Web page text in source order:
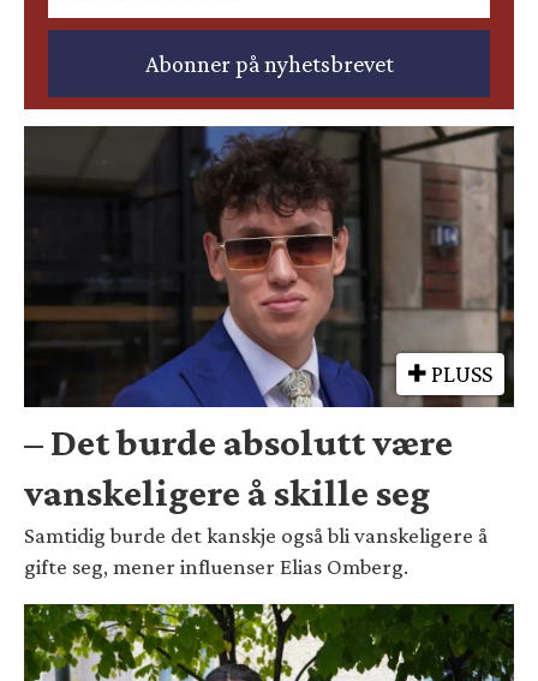
PLUSS
– Det burde absolutt være
vanskeligere å skille seg
Samtidig burde det kanskje også bli vanskeligere å
gifte seg, mener influenser Elias Omberg.